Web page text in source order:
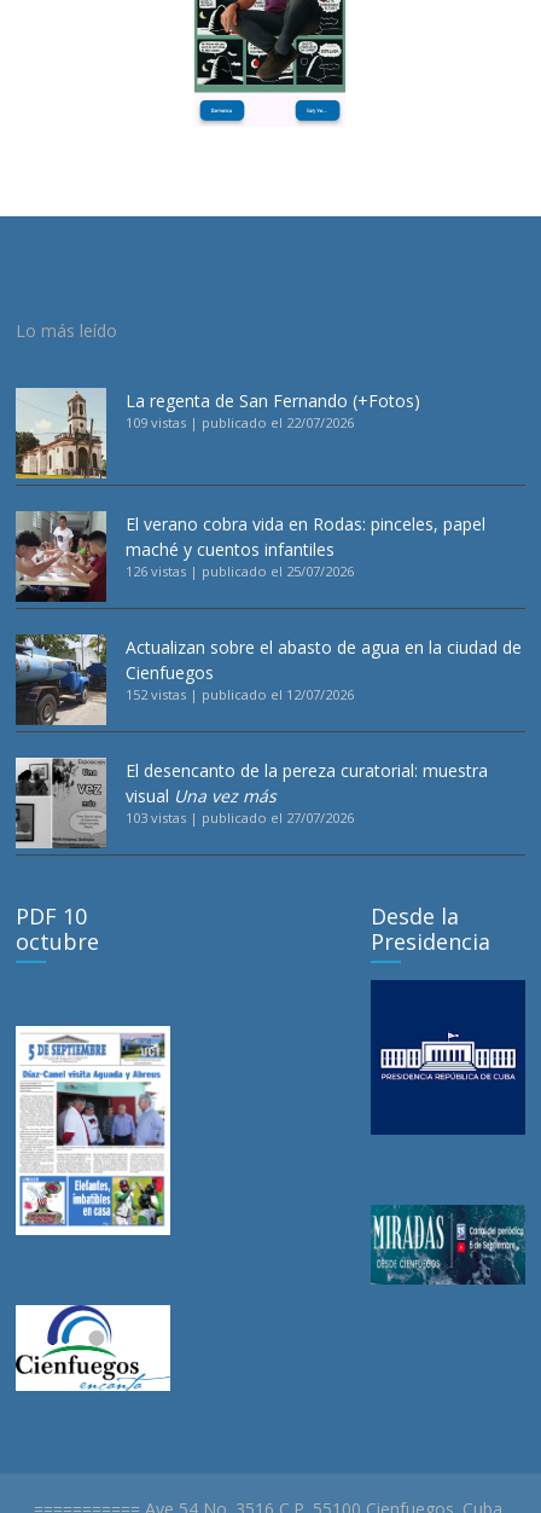
Lo más leído
La regenta de San Fernando (+Fotos)
109 vistas | publicado el 22/07/2026
El verano cobra vida en Rodas: pinceles, papel
maché y cuentos infantiles
126 vistas | publicado el 25/07/2026
Actualizan sobre el abasto de agua en la ciudad de
Cienfuegos
152 vistas | publicado el 12/07/2026
El desencanto de la pereza curatorial: muestra
visual Una vez más
103 vistas | publicado el 27/07/2026
PDF 10
octubre
Desde la
Presidencia